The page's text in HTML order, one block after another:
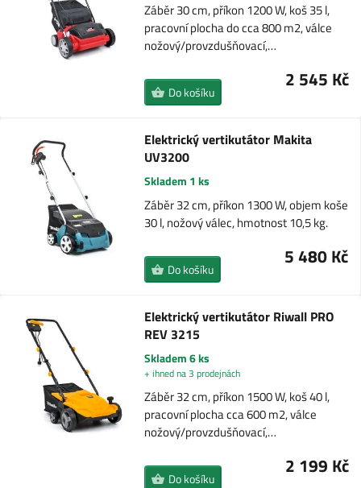
Záběr 30 cm, příkon 1200 W, koš 35 l,
pracovní plocha do cca 800 m2, válce
nožový/provzdušňovací,…
2 545 Kč
Do košíku
Elektrický vertikutátor Makita
UV3200
Skladem 1 ks
Záběr 32 cm, příkon 1300 W, objem koše
30 l, nožový válec, hmotnost 10,5 kg.
5 480 Kč
Do košíku
Elektrický vertikutátor Riwall PRO
REV 3215
Skladem 6 ks
+ ihned na 3 prodejnách
Záběr 32 cm, příkon 1500 W, koš 40 l,
pracovní plocha cca 600 m2, válce
nožový/provzdušňovací,…
2 199 Kč
Do košíku